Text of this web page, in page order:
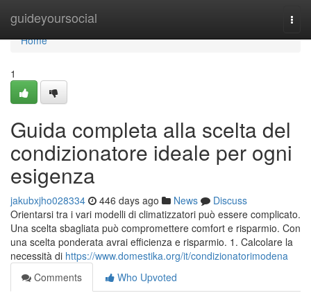
guideyoursocial
Home
Home
1
Guida completa alla scelta del
condizionatore ideale per ogni
esigenza
jakubxjho028334 446 days ago News
Discuss
Orientarsi tra i vari modelli di climatizzatori può essere complicato.
Una scelta sbagliata può compromettere comfort e risparmio. Con
una scelta ponderata avrai efficienza e risparmio. 1. Calcolare la
necessità di https://www.domestika.org/it/condizionatorimodena
Comments
Who Upvoted